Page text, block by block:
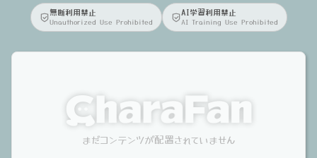
無断利用禁止
Unauthorized Use Prohibited
AI学習利用禁止
AI Training Use Prohibited
まだコンテンツが配置されていません